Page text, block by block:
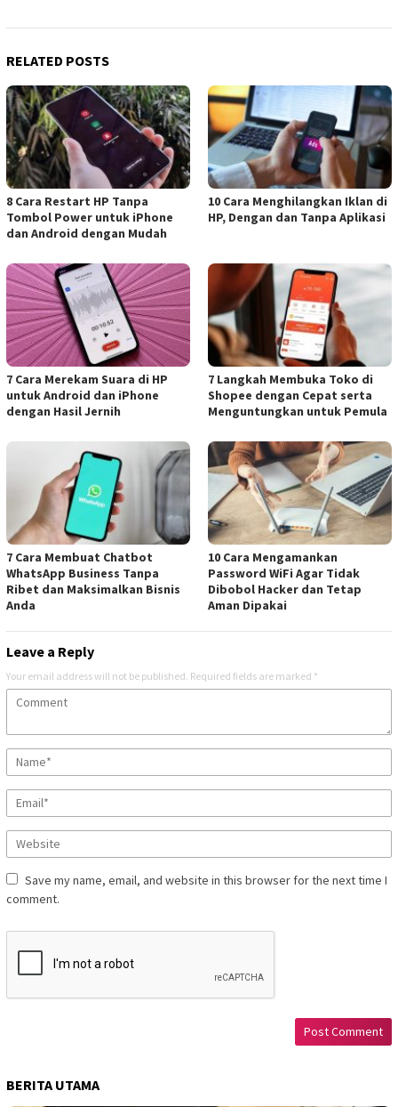
RELATED POSTS
8 Cara Restart HP Tanpa
Tombol Power untuk iPhone
dan Android dengan Mudah
10 Cara Menghilangkan Iklan di
HP, Dengan dan Tanpa Aplikasi
7 Cara Merekam Suara di HP
untuk Android dan iPhone
dengan Hasil Jernih
7 Langkah Membuka Toko di
Shopee dengan Cepat serta
Menguntungkan untuk Pemula
7 Cara Membuat Chatbot
WhatsApp Business Tanpa
Ribet dan Maksimalkan Bisnis
Anda
10 Cara Mengamankan
Password WiFi Agar Tidak
Dibobol Hacker dan Tetap
Aman Dipakai
Leave a Reply
Your email address will not be published. Required fields are marked *
Save my name, email, and website in this browser for the next time I
comment.
BERITA UTAMA